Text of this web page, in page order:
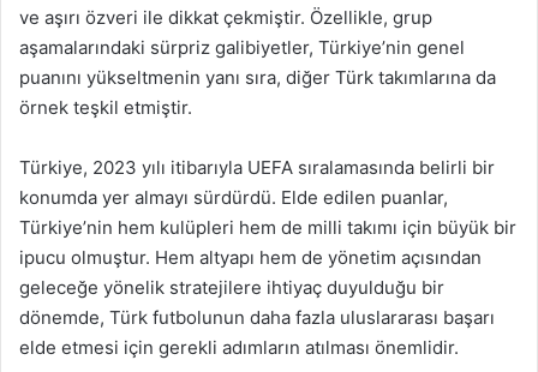
ve aşırı özveri ile dikkat çekmiştir. Özellikle, grup
aşamalarındaki sürpriz galibiyetler, Türkiye’nin genel
puanını yükseltmenin yanı sıra, diğer Türk takımlarına da
örnek teşkil etmiştir.
Türkiye, 2023 yılı itibarıyla UEFA sıralamasında belirli bir
konumda yer almayı sürdürdü. Elde edilen puanlar,
Türkiye’nin hem kulüpleri hem de milli takımı için büyük bir
ipucu olmuştur. Hem altyapı hem de yönetim açısından
geleceğe yönelik stratejilere ihtiyaç duyulduğu bir
dönemde, Türk futbolunun daha fazla uluslararası başarı
elde etmesi için gerekli adımların atılması önemlidir.